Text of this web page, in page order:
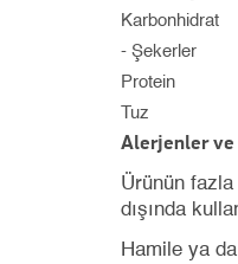
Karbonhidrat
- Şekerler
Protein
Tuz
Alerjenler ve
Ürünün
dışında
Hamile ya